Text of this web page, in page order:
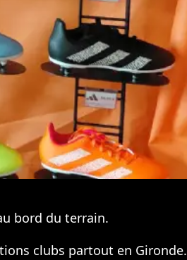
bord du terrain.
clubs partout en Gironde.